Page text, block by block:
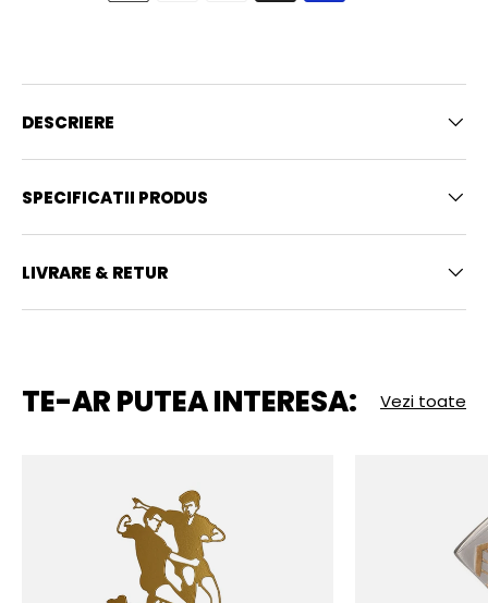
DESCRIERE
SPECIFICATII PRODUS
LIVRARE & RETUR
TE-AR PUTEA INTERESA: Vezi toate